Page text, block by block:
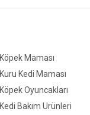
Köpek Maması
Kuru Kedi Maması
Köpek Oyuncakları
Kedi Bakım Ürünleri